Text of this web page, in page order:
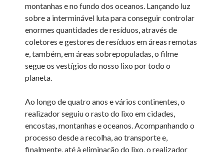
montanhas e no fundo dos oceanos. Lançando luz
sobre a interminável luta para conseguir controlar
enormes quantidades de resíduos, através de
coletores e gestores de resíduos em áreas remotas
e, também, em áreas sobrepopuladas, o filme
segue os vestígios do nosso lixo por todo o
planeta.
Ao longo de quatro anos e vários continentes, o
realizador seguiu o rasto do lixo em cidades,
encostas, montanhas e oceanos. Acompanhando o
processo desde a recolha, ao transporte e,
finalmente, até à eliminação do lixo, o realizador